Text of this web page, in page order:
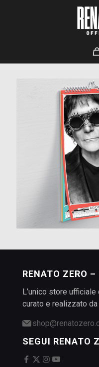
RENATO ZERO
L’unico store
curato e realizzato da
SEGUI RENATO